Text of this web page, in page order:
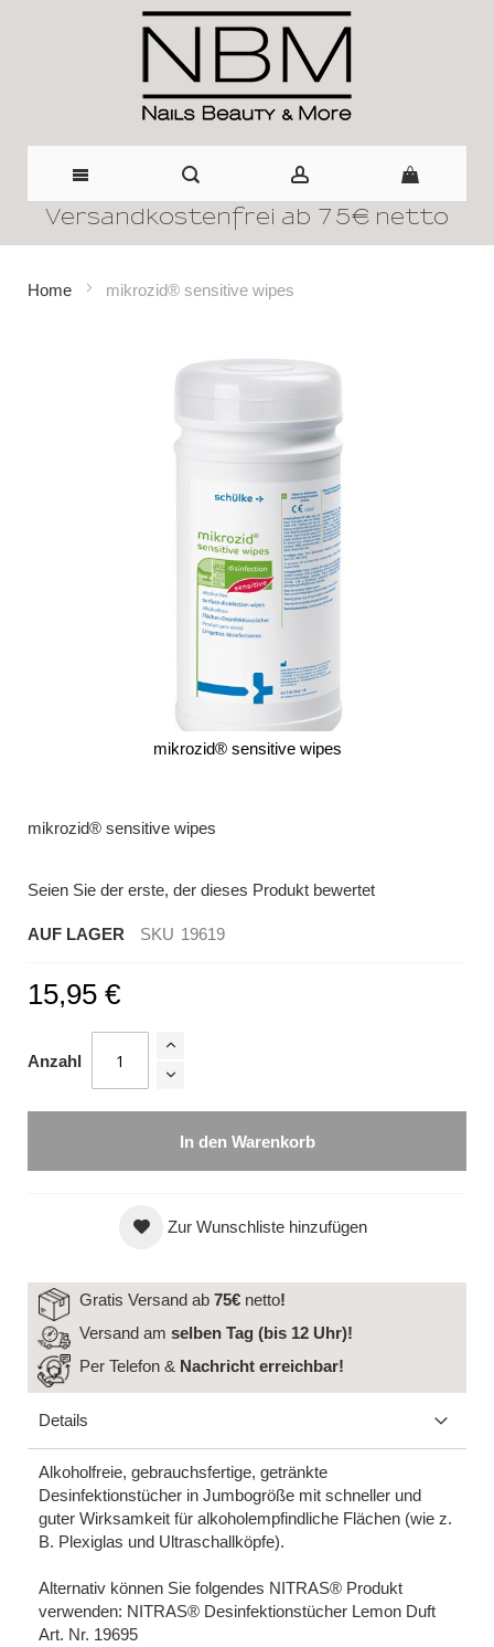
Direkt
Versandkostenfrei ab 75€ netto
Home mikrozid® sensitive wipes
mikrozid® sensitive wipes
der
mikrozid® sensitive wipes
Seien Sie der erste, der dieses Produkt bewertet
AUF LAGER SKU 19619
15,95 €
Anzahl
In den Warenkorb
Zur Wunschliste hinzufügen
Gratis Versand ab 75€ netto!
Versand am selben Tag (bis 12 Uhr)!
Per Telefon & Nachricht erreichbar!
Details
Alkoholfreie, gebrauchsfertige, getränkte
Desinfektionstücher in Jumbogröße mit schneller und
guter Wirksamkeit für alkoholempfindliche Flächen (wie z.
B. Plexiglas und Ultraschallköpfe).
Alternativ können Sie folgendes NITRAS® Produkt
verwenden: NITRAS® Desinfektionstücher Lemon Duft
Art. Nr. 19695